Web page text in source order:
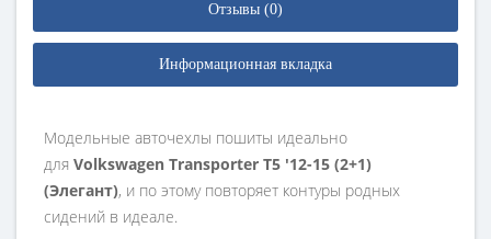
Отзывы (0)
Информационная вкладка
Модельные авточехлы пошиты идеально
для Volkswagen Transporter T5 '12-15 (2+1)
(Элегант), и по этому повторяет контуры родных
сидений в идеале.